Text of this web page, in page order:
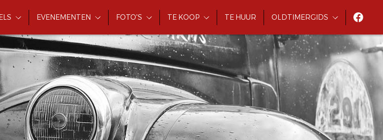
EVENEMENTEN FOTO'S TE KOOP TE HUUR OLDTIMERGIDS